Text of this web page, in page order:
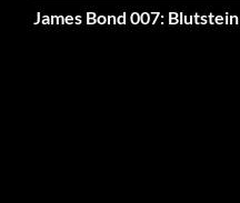
James Bond 007: Blutstein